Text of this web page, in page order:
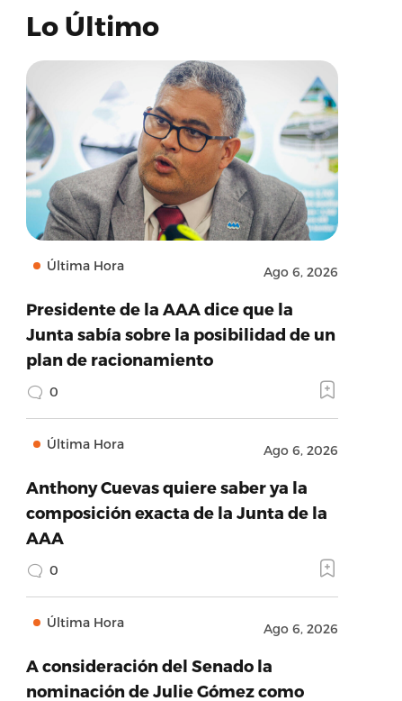
Lo Último
Última Hora Ago 6, 2026
Presidente de la AAA dice que la
Junta sabía sobre la posibilidad de un
plan de racionamiento
0
Última Hora Ago 6, 2026
Anthony Cuevas quiere saber ya la
composición exacta de la Junta de la
AAA
0
Última Hora Ago 6, 2026
A consideración del Senado la
nominación de Julie Gómez como